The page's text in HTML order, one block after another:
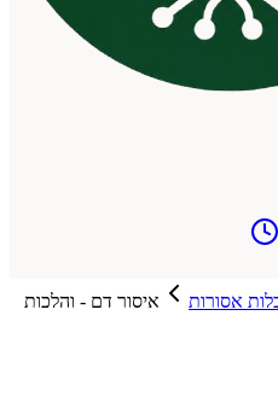
איסור דם - והלכות